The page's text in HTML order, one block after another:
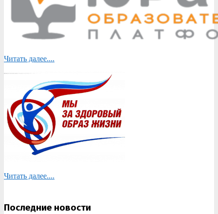
Читать далее....
Читать далее....
Последние новости